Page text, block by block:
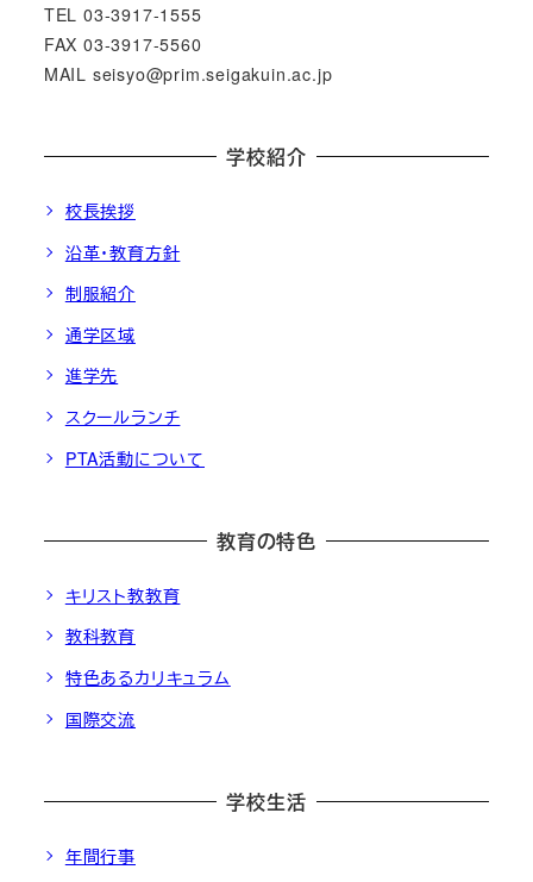
TEL 03-3917-1555
FAX 03-3917-5560
MAIL seisyo@prim.seigakuin.ac.jp
学校紹介
校長挨拶
沿革・教育方針
制服紹介
通学区域
進学先
スクールランチ
PTA活動について
教育の特色
キリスト教教育
教科教育
特色あるカリキュラム
国際交流
学校生活
年間行事